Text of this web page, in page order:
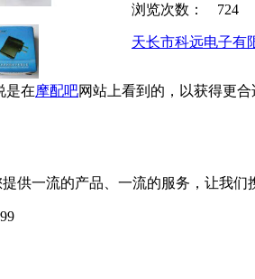
浏览次数： 724
天长市科远电子有
是在摩配吧网站上看到的，以获得更
供一流的产品、一流的服务，让我们